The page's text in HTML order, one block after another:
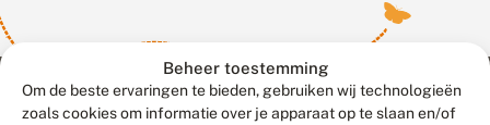
Beheer toestemming
Om de beste ervaringen te bieden, gebruiken wij technologieën
zoals cookies om informatie over je apparaat op te slaan en/of